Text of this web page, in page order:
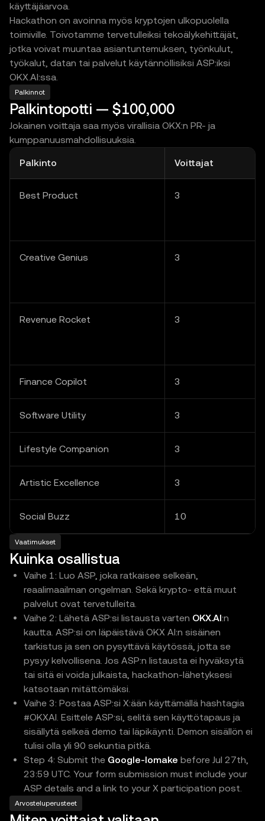
käyttäjäarvoa.
Hackathon on avoinna myös kryptojen ulkopuolella
toimiville. Toivotamme tervetulleiksi tekoälykehittäjät,
jotka voivat muuntaa asiantuntemuksen, työnkulut,
työkalut, datan tai palvelut käytännöllisiksi ASP:iksi
OKX.AI:ssa.
Palkinnot
Palkintopotti — $100,000
Jokainen voittaja saa myös virallisia OKX:n PR- ja
kumppanuusmahdollisuuksia.
Palkinto Voittajat
Best Product 3
Creative Genius 3
Revenue Rocket 3
Finance Copilot 3
Software Utility 3
Lifestyle Companion 3
Artistic Excellence 3
Social Buzz 10
Vaatimukset
Kuinka osallistua
Vaihe 1: Luo ASP, joka ratkaisee selkeän,
reaalimaailman ongelman. Sekä krypto- että muut
palvelut ovat tervetulleita.
Vaihe 2: Lähetä ASP:si listausta varten OKX.AI:n
kautta. ASP:si on läpäistävä OKX AI:n sisäinen
tarkistus ja sen on pysyttävä käytössä, jotta se
pysyy kelvollisena. Jos ASP:n listausta ei hyväksytä
tai sitä ei voida julkaista, hackathon-lähetyksesi
katsotaan mitättömäksi.
Vaihe 3: Postaa ASP:si X:ään käyttämällä hashtagia
#OKXAI. Esittele ASP:si, selitä sen käyttötapaus ja
sisällytä selkeä demo tai läpikäynti. Demon sisällön ei
tulisi olla yli 90 sekuntia pitkä.
Step 4: Submit the Google-lomake before Jul 27th,
23:59 UTC. Your form submission must include your
ASP details and a link to your X participation post.
Arvosteluperusteet